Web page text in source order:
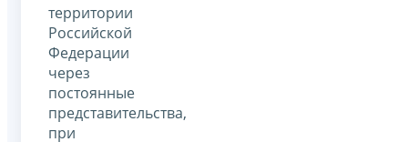
территории
Российской
Федерации
через
постоянные
представительства,
при